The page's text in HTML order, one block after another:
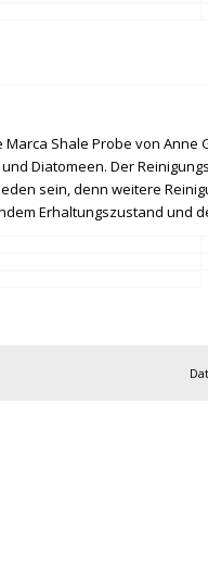
Shale Probe von Anne
Diatomeen. Der
sein, denn weitere
Erhaltungszustand und